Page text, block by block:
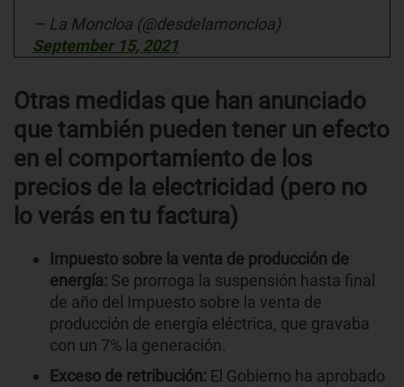
— La Moncloa (@desdelamoncloa)
September 15, 2021
Otras medidas que han anunciado
que también pueden tener un efecto
en el comportamiento de los
precios de la electricidad (pero no
lo verás en tu factura)
Impuesto sobre la venta de producción de
energía: Se prorroga la suspensión hasta final
de año del Impuesto sobre la venta de
producción de energía eléctrica, que gravaba
con un 7% la generación.
Exceso de retribución: El Gobierno ha aprobado